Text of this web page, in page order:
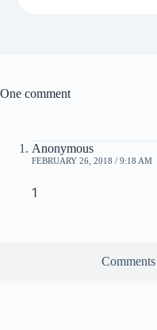
One comment
Anonymous
FEBRUARY 26, 2018 / 9:18 AM
1